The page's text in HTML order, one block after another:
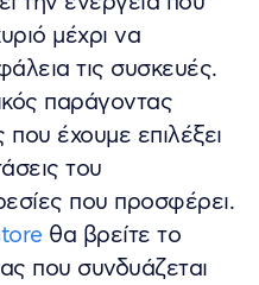
μέχρι να
τις συσκευές.
παράγοντας
έχουμε επιλέξει
του
που προσφέρει.
θα βρείτε το
που συνδυάζεται